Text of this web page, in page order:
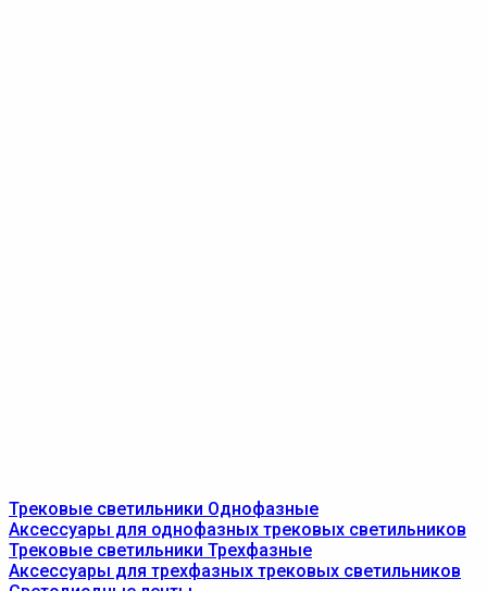
Трековые светильники Однофазные
Аксессуары для однофазных трековых светильников
Трековые светильники Трехфазные
Аксессуары для трехфазных трековых светильников